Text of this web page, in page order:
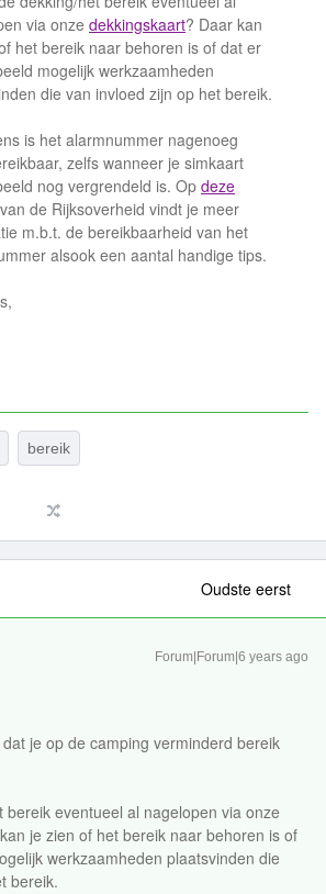
via onze dekkingskaart? Daar kan
het bereik naar behoren is of dat er
mogelijk werkzaamheden
die van invloed zijn op het bereik.
is het alarmnummer nagenoeg
zelfs wanneer je simkaart
nog vergrendeld is. Op deze
van de Rijksoverheid vindt je meer
m.b.t. de bereikbaarheid van het
alsook een aantal handige tips.
bereik
Oudste eerst
Forum|Forum|6 years ago
je op de camping verminderd bereik
bereik eventueel al nagelopen via onze
je zien of het bereik naar behoren is of
werkzaamheden plaatsvinden die
bereik.